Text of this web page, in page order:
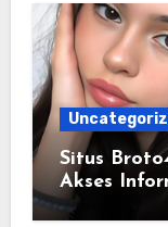
Situs
Akses